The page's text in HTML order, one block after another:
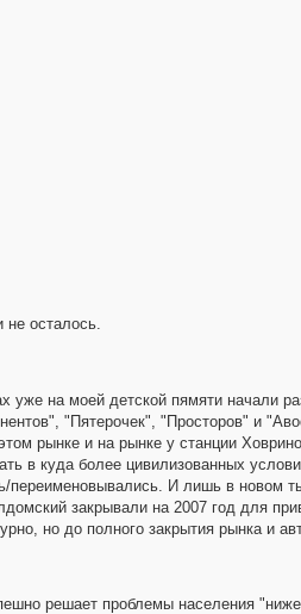
не осталось.
на моей детской пямяти начали
"Пятерочек", "Просторов" и
рынке и на рынке у станции
в куда более цивилизованных
переименовывались. И лишь в новом
закрывали на 2007 год для
но до полного закрытия рынка и
решает проблемы населения